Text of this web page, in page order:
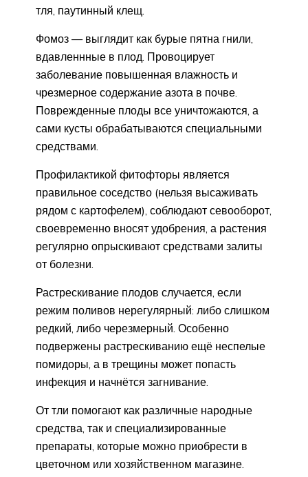
тля, паутинный клещ.
Фомоз — выглядит как бурые пятна гнили,
вдавленнные в плод. Провоцирует
заболевание повышенная влажность и
чрезмерное содержание азота в почве.
Поврежденные плоды все уничтожаются, а
сами кусты обрабатываются специальными
средствами.
Профилактикой фитофторы является
правильное соседство (нельзя высаживать
рядом с картофелем), соблюдают севооборот,
своевременно вносят удобрения, а растения
регулярно опрыскивают средствами залиты
от болезни.
Растрескивание плодов случается, если
режим поливов нерегулярный: либо слишком
редкий, либо черезмерный. Особенно
подвержены растрескиванию ещё неспелые
помидоры, а в трещины может попасть
инфекция и начнётся загнивание.
От тли помогают как различные народные
средства, так и специализированные
препараты, которые можно приобрести в
цветочном или хозяйственном магазине.